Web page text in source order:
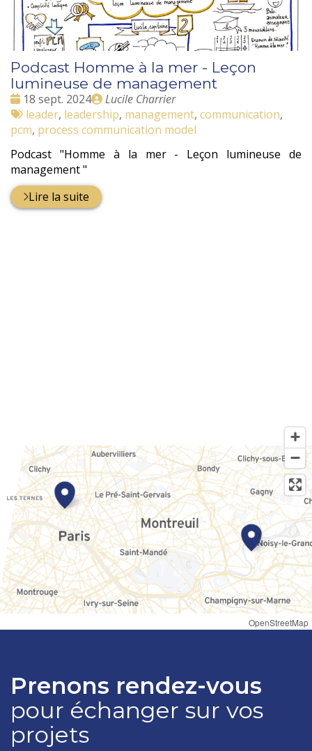
Podcast Homme à la mer - Leçon
lumineuse de management
Date
:
18 sept. 2024
Publié
par
Lucile Charrier
Tags
:
leader, leadership, management, communication,
pcm, process communication model
Podcast "Homme à la mer - Leçon lumineuse de
management "
Lire la suite
Prenons rendez-vous
pour échanger sur vos
projets
OpenStreetMap